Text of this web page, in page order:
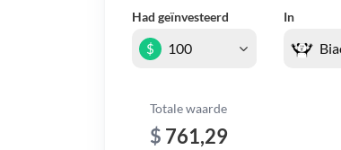
Had geïnvesteerd In
$
Totale waarde
$ 761,29